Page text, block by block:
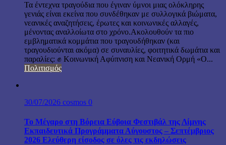
Τα έντεχνα τραγούδια που έγιναν ύμνοι μιας ολόκληρης
γενιάς είναι εκείνα που συνδέθηκαν με συλλογικά βιώματα,
νεανικές αναζητήσεις, έρωτες και κοινωνικές αλλαγές,
μένοντας αναλλοίωτα στο χρόνο.Ακολουθούν τα πιο
εμβληματικά κομμάτια που τραγουδήθηκαν (και
τραγουδιούνται ακόμα) σε συναυλίες, φοιτητικά δωμάτια και
παραλίες: ✊ Κοινωνική Αφύπνιση και Νεανική Ορμή «Ο...
Πολιτισμός
30/07/2026 cosmos 0
Το Μέγαρο στη Βόρεια Εύβοια Φεστιβάλ της Λίμνης
Εκπαιδευτικά Προγράμματα Αύγουστος – Σεπτέμβριος
2026 Ελεύθερη είσοδος σε όλες τις εκδηλώσεις